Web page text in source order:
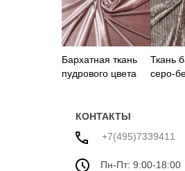
Бархатная ткань
пудрового цвета
Ткань
серо-
КОНТАКТЫ
+7(495)7339411
Пн-Пт: 9:00-18:00